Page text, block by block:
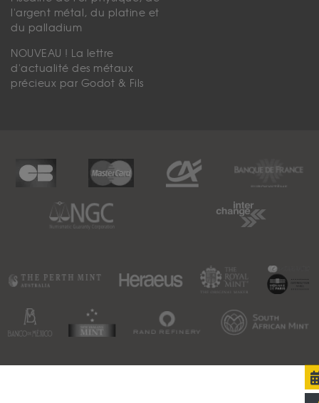
l'argent métal, du platine et
du palladium
NOUVEAU ! La lettre
d'actualité des métaux
précieux par Godot & Fils